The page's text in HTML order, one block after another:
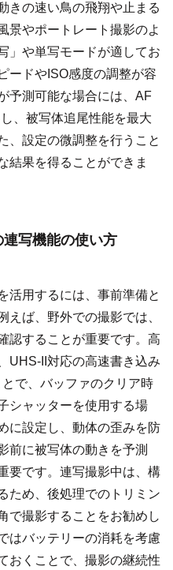
きの速い鳥の飛翔や止まる
景やポートレート撮影のよ
」や単写モードが適してお
ードやISO感度の調整が容
予測可能な場合には、AF
、被写体追尾性能を最大
、設定の微調整を行うこと
結果を得ることができま
写機能の使い方
活用するには、事前準備と
えば、野外での撮影では、
認することが重要です。高
UHS-II対応の高速書き込み
で、バッファのクリア時
シャッターを使用する場
に設定し、動体の歪みを防
前に被写体の動きを予測
要です。連写撮影中は、構
ため、後処理でのトリミン
で撮影することをお勧めし
はバッテリーの消耗を考慮
おくことで、撮影の継続性